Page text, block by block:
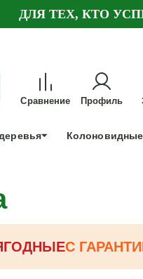
ДЛЯ ТЕХ, КТО
Сравнение Профиль
С